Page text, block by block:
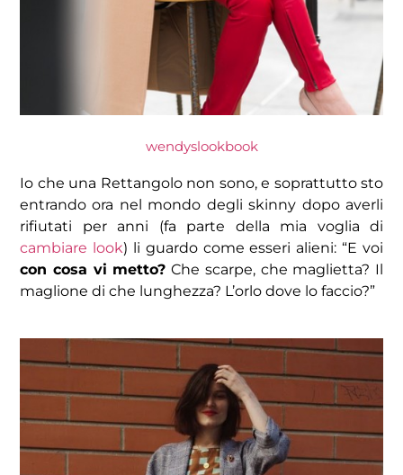
wendyslookbook
Io che una Rettangolo non sono, e soprattutto sto
entrando ora nel mondo degli skinny dopo averli
rifiutati per anni (fa parte della mia voglia di
cambiare look) li guardo come esseri alieni: “E voi
con cosa vi metto? Che scarpe, che maglietta? Il
maglione di che lunghezza? L’orlo dove lo faccio?”